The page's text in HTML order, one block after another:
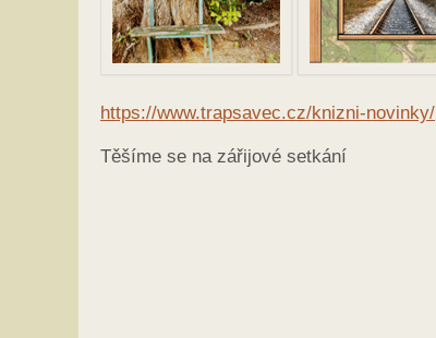
https://www.trapsavec.cz/knizni-novinky/
Těšíme se na zářijové setkání